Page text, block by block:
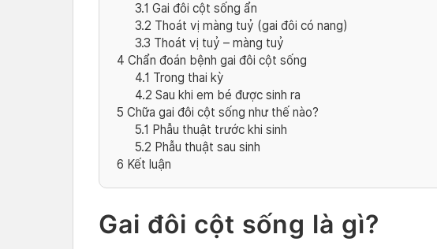
3.1 Gai đôi cột sống ẩn
3.2 Thoát vị màng tuỷ (gai đôi có nang)
3.3 Thoát vị tuỷ – màng tuỷ
4 Chẩn đoán bệnh gai đôi cột sống
4.1 Trong thai kỳ
4.2 Sau khi em bé được sinh ra
5 Chữa gai đôi cột sống như thế nào?
5.1 Phẫu thuật trước khi sinh
5.2 Phẫu thuật sau sinh
6 Kết luận
Gai đôi cột sống là gì?